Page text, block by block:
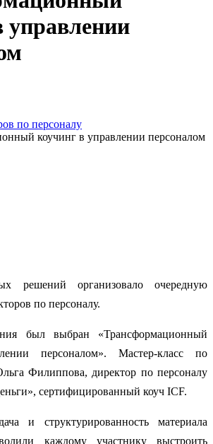
управлении
по персоналу
коучинг в управлении персоналом
решений организовало очередную
по персоналу.
был выбран «Трансформационный
персоналом». Мастер-класс по
Филиппова, директор по персоналу
сертифицированный коуч ICF.
и структурированность материала
каждому участнику выстроить